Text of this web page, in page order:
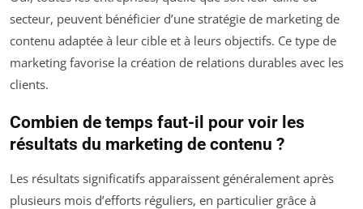
secteur, peuvent bénéficier d’une stratégie de marketing de
contenu adaptée à leur cible et à leurs objectifs. Ce type de
marketing favorise la création de relations durables avec les
clients.
Combien de temps faut-il pour voir les
résultats du marketing de contenu ?
Les résultats significatifs apparaissent généralement après
plusieurs mois d’efforts réguliers, en particulier grâce à